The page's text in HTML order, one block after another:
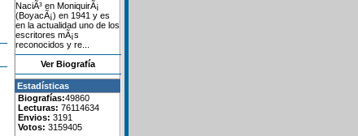
NaciÃ³ en MoniquirÃ¡
(BoyacÃ¡) en 1941 y es
en la actualidad uno de los
escritores mÃ¡s
reconocidos y re...
Ver Biografía
Estadísticas
Biografías:49860
Lecturas: 76114634
Envios: 3191
Votos: 3159405